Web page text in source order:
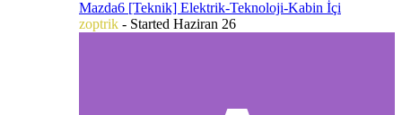
Mazda6 [Teknik] Elektrik-Teknoloji-Kabin İçi
zoptrik - Started Haziran 26